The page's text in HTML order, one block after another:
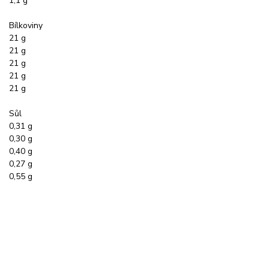
Bílkoviny
21 g
21 g
21 g
21 g
21 g
Sůl
0,31 g
0,30 g
0,40 g
0,27 g
0,55 g